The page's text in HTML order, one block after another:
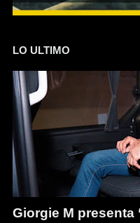
LO ULTIMO
Giorgie M presenta